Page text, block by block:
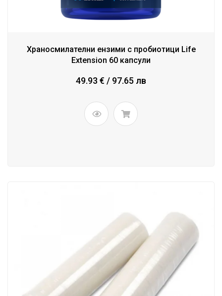
Храносмилателни ензими с пробиотици Life
Extension 60 капсули
49.93 € / 97.65 лв